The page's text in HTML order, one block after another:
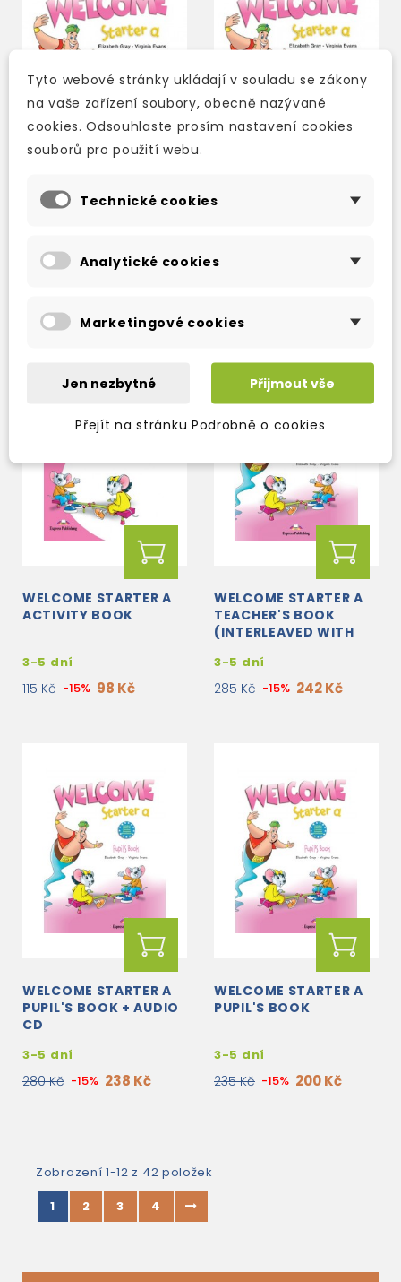
WELCOME STARTER A
2-3 týdny
WELCOME STARTER A
3-5 dní
WELCOME STARTER A
ACTIVITY BOOK
3-5 dní
115 Kč -15% 98 Kč
WELCOME STARTER A
TEACHER'S BOOK
(INTERLEAVED WITH
3-5 dní
285 Kč -15% 242 Kč
WELCOME STARTER A
PUPIL'S BOOK + AUDIO
CD
3-5 dní
280 Kč -15% 238 Kč
WELCOME STARTER A
PUPIL'S BOOK
3-5 dní
235 Kč -15% 200 Kč
Zobrazení 1-12 z 42 položek
1
2 3 4
Tyto webové stránky ukládají v souladu se zákony
na vaše zařízení soubory, obecně nazývané
cookies. Odsouhlaste prosím nastavení cookies
souborů pro použití webu.
Technické cookies
Analytické cookies
Marketingové cookies
Jen nezbytné Přijmout vše
Přejít na stránku Podrobně o cookies